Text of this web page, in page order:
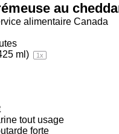
au
alimentaire Canada
ml) 1x
tout usage
forte